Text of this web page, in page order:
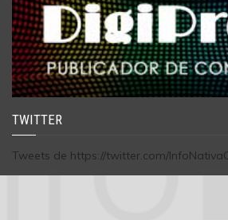
TWITTER
Tweets de https://twitter.com/